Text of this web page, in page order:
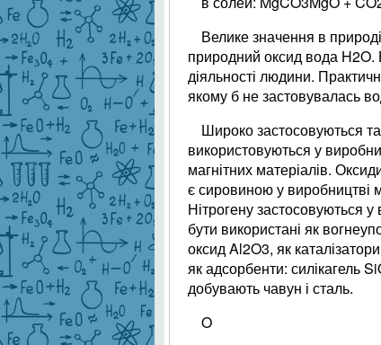
Велике значення в
природний оксид вода H2O.
діяльності людини.
якому б не застовувалась
Широко застосовуються
використовуються у
магнітних матеріалів.
є сировиною у виробництві
Нітрогену застосовуються
бути використані як
оксид Al2O3, як
як адсорбенти: силікагель
добувають чавун і сталь.
O